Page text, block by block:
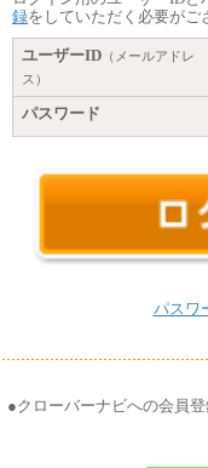
録をしていただく必要がご
ユーザーID （メールアドレ
ス）
パスワード
パスワ
●クローバーナビへの会員登